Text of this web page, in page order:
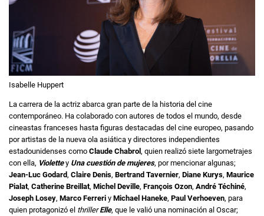
Isabelle Huppert
La carrera de la actriz abarca gran parte de la historia del cine
contemporáneo. Ha colaborado con autores de todos el mundo, desde
cineastas franceses hasta figuras destacadas del cine europeo, pasando
por artistas de la nueva ola asiática y directores independientes
estadounidenses como Claude Chabrol , quien realizó siete largometrajes
con ella, Violettey Una cuestión de mujeres, por mencionar algunas;
Jean-Luc Godard, Claire Denis, Bertrand Tavernier, Diane Kurys, Maurice
Pialat, Catherine Breillat, Michel Deville, François Ozon, André Téchiné,
Joseph Losey, Marco Ferreri y Michael Haneke, Paul Verhoeven, para
quien protagonizó el thriller Elle, que le valió una nominación al Oscar;